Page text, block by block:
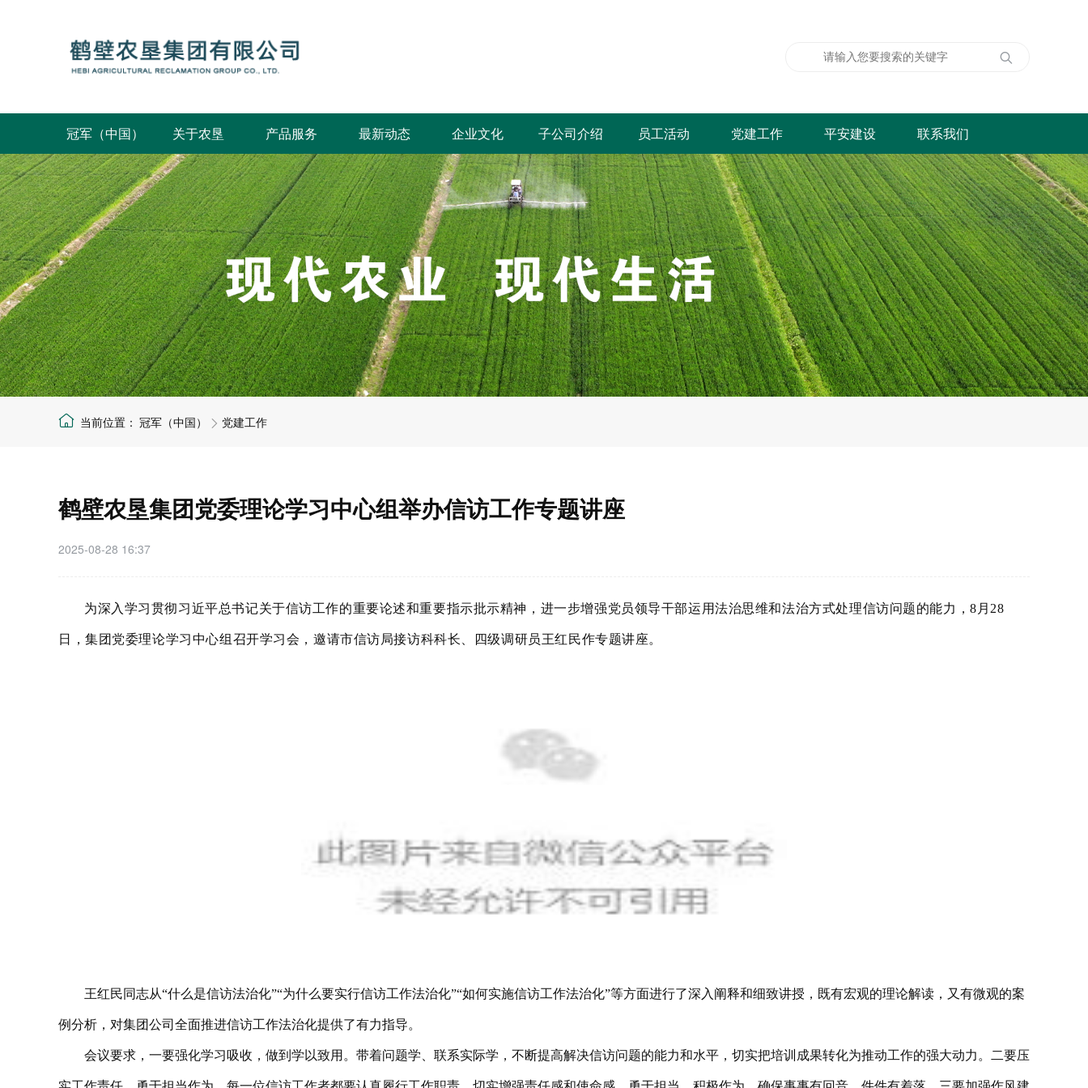
冠军（中国）
关于农垦
公司概况
发展规划
组织架构
公司荣誉
产品服务
最新动态
鹤壁要闻
集团要闻
部门动态
企业公告
企业文化 子公司介绍 员工活动 党建工作 平安建设 联系我们
冠军（中国） 党建工作
鹤壁农垦集团党委理论学习中心组举办信访工作专题讲座
2025-08-28 16:37
为深入学习贯彻习近平总书记关于信访工作的重要论述和重要指示批示精神，进一步增强党员领导干部运用法治思维和法治方式处理信访问题的能力，8月28
日，集团党委理论学习中心组召开学习会，邀请市信访局接访科科长、四级调研员王红民作专题讲座。
王红民同志从“什么是信访法治化”“为什么要实行信访工作法治化”“如何实施信访工作法治化”等方面进行了深入阐释和细致讲授，既有宏观的理论解读，又有微观的案
例分析，对集团公司全面推进信访工作法治化提供了有力指导。
会议要求，一要强化学习吸收，做到学以致用。带着问题学、联系实际学，不断提高解决信访问题的能力和水平，切实把培训成果转化为推动工作的强大动力。二要压